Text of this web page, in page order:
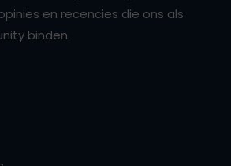
en recencies die ons als
binden.